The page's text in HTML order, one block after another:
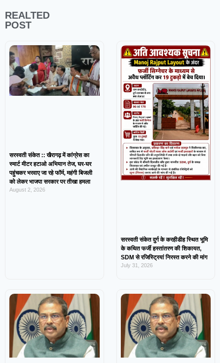
REALTED
POST
सरस्वती संकेत :: खैरागढ़ में कांग्रेस का
स्मार्ट मीटर हटाओ अभियान तेज, घर-घर
पहुंचकर भरवाए जा रहे फॉर्म, महंगी बिजली
को लेकर भाजपा सरकार पर तीखा हमला
August 2, 2026
सरस्वती संकेत दुर्ग के करहीडीह स्थित भूमि
के कथित फर्जी हस्तांतरण की शिकायत,
SDM से रजिस्ट्रियां निरस्त करने की मांग
July 31, 2026